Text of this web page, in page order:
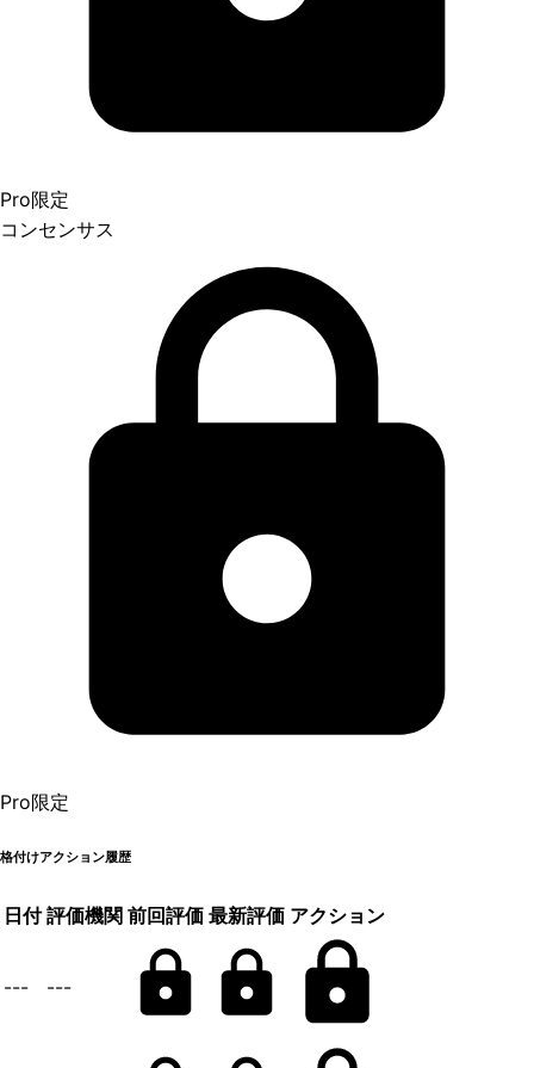
Pro限定
コンセンサス
Pro限定
格付けアクション履歴
日付 評価機関 前回評価 最新評価 アクション
--- ---